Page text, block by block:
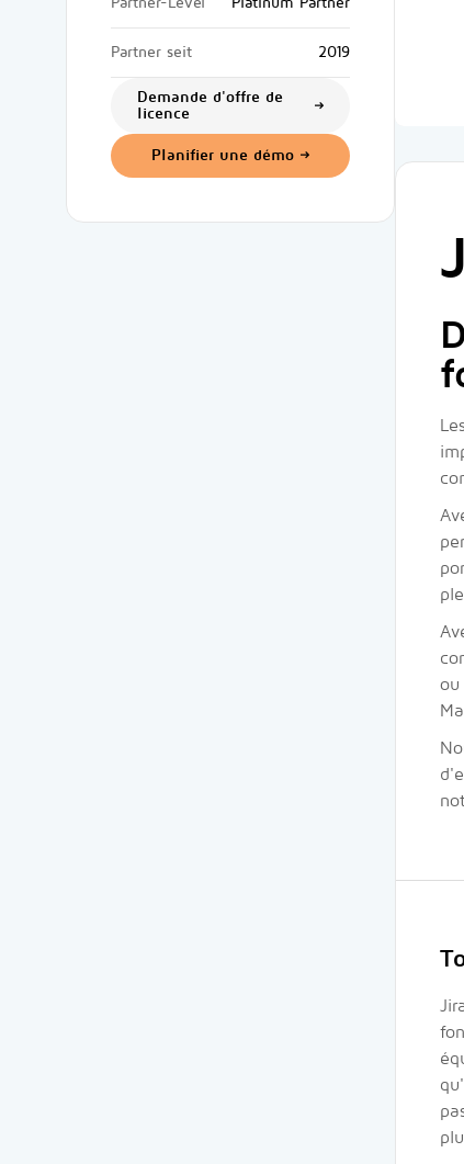
Partner seit 2019
Demande d'offre de
licence
Planifier une démo
ou